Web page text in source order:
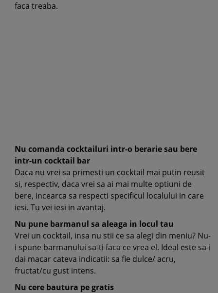
faca treaba.
Nu comanda cocktailuri intr-o berarie sau bere
intr-un cocktail bar
Daca nu vrei sa primesti un cocktail mai putin reusit
si, respectiv, daca vrei sa ai mai multe optiuni de
bere, incearca sa respecti specificul localului in care
iesi. Tu vei iesi in avantaj.
Nu pune barmanul sa aleaga in locul tau
Vrei un cocktail, insa nu stii ce sa alegi din meniu? Nu-
i spune barmanului sa-ti faca ce vrea el. Ideal este sa-i
dai macar cateva indicatii: sa fie dulce/ acru,
fructat/cu gust intens.
Nu cere bautura pe gratis